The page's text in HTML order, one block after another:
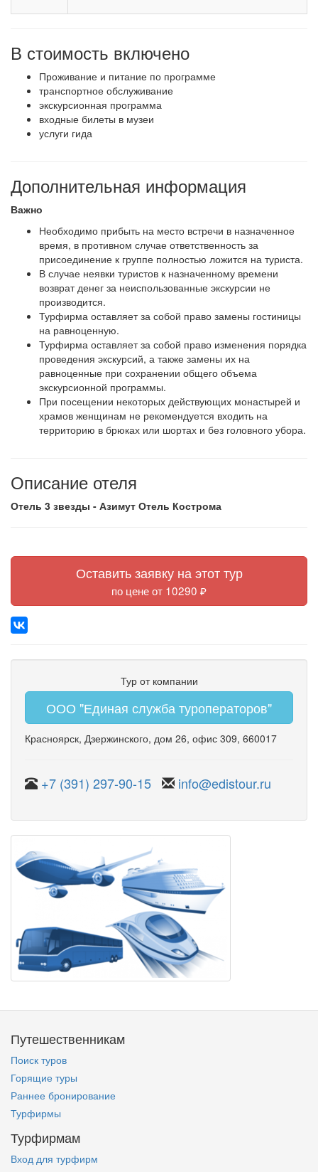
В стоимость включено
Проживание и питание по программе
транспортное обслуживание
экскурсионная программа
входные билеты в музеи
услуги гида
Дополнительная информация
Важно
Необходимо прибыть на место встречи в назначенное
время, в противном случае ответственность за
присоединение к группе полностью ложится на туриста.
В случае неявки туристов к назначенному времени
возврат денег за неиспользованные экскурсии не
производится.
Турфирма оставляет за собой право замены гостиницы
на равноценную.
Турфирма оставляет за собой право изменения порядка
проведения экскурсий, а также замены их на
равноценные при сохранении общего объема
экскурсионной программы.
При посещении некоторых действующих монастырей и
храмов женщинам не рекомендуется входить на
территорию в брюках или шортах и без головного убора.
Описание отеля
Отель 3 звезды - Азимут Отель Кострома
Оставить заявку на этот тур
по цене от 10290 ₽
Тур от компании
ООО "Единая служба туроператоров"
Красноярск, Дзержинского, дом 26, офис 309, 660017
+7 (391) 297-90-15 info@edistour.ru
Путешественникам
Поиск туров
Горящие туры
Раннее бронирование
Турфирмы
Турфирмам
Вход для турфирм